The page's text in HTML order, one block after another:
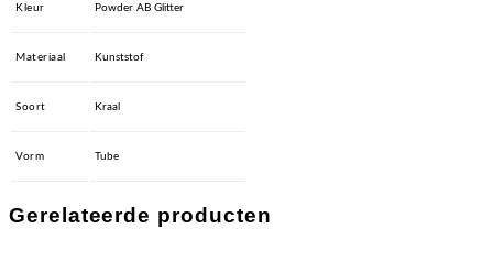
Kleur Powder AB Glitter
Materiaal Kunststof
Soort Kraal
Vorm Tube
Gerelateerde producten